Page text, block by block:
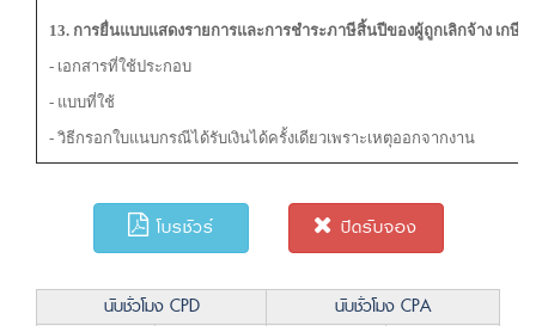
13. การยื่นแบบแสดงรายการและการชำระภาษีสิ้นปีของผู้ถูกเลิกจ้าง เกษี
- เอกสารที่ใช้ประกอบ
- แบบที่ใช้
- วิธีกรอกใบแนบกรณีได้รับเงินได้ครั้งเดียวเพราะเหตุออกจากงาน
โบรชัวร์ ปิดรับจอง
นับชั่วโมง CPD
นับชั่วโมง CPA